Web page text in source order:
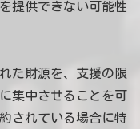
提供できない可能性
た財源を、支援の限
集中させることを可
されている場合に特